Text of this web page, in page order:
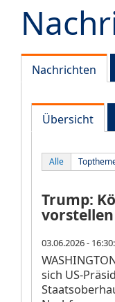
Nachrichten
Übersicht
Alle
Trump:
vorstellen
03.06.2026 -
sich US-